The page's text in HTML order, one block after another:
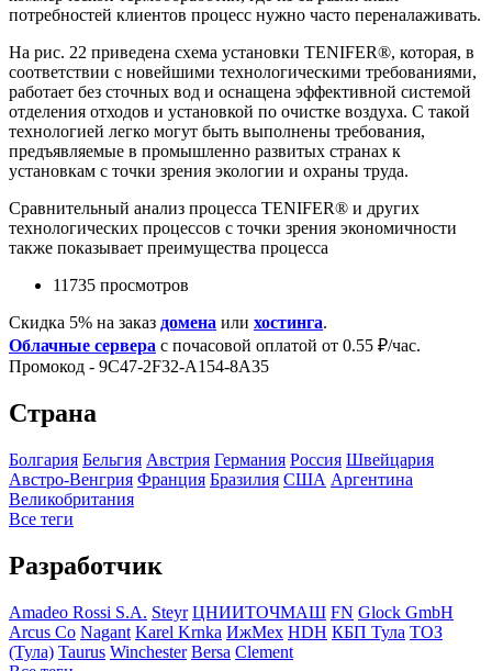
потребностей клиентов процесс нужно часто переналаживать.
На рис. 22 приведена схема установки TENIFER®, которая, в
соответствии с новейшими технологическими требованиями,
работает без сточных вод и оснащена эффективной системой
отделения отходов и установкой по очистке воздуха. С такой
технологией легко могут быть выполнены требования,
предъявляемые в промышленно развитых странах к
установкам с точки зрения экологии и охраны труда.
Cравнительный анализ процесса TENIFER® и других
технологических процессов с точки зрения экономичности
также показывает преимущества процесса
11735 просмотров
Скидка 5% на заказ домена или хостинга.
Облачные сервера с почасовой оплатой от 0.55 ₽/час.
Промокод - 9C47-2F32-A154-8A35
Страна
Болгария Бельгия Австрия Германия Росcия Швейцария
Австро-Венгрия Франция Бразилия США Аргентина
Великобритания
Все теги
Разработчик
Amadeo Rossi S.A. Steyr ЦНИИТОЧМАШ FN Glock GmbH
Arcus Co Nagant Karel Krnka ИжМех HDH КБП Тула ТОЗ
(Тула) Taurus Winchester Bersa Clement